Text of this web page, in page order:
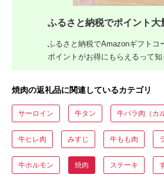
ふるさと納税でポイント大
ふるさと納税でAmazonギフトコ
ポイントがお得にもらえるって知
焼肉の返礼品に関連しているカテゴリ
サーロイン 牛タン 牛バラ肉（カ
牛ヒレ肉 みすじ 牛もも肉
牛ホルモン 焼肉 ステーキ